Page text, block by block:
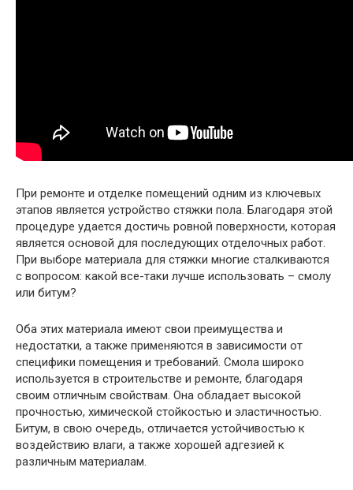
При ремонте и отделке помещений одним из ключевых
этапов является устройство стяжки пола. Благодаря этой
процедуре удается достичь ровной поверхности, которая
является основой для последующих отделочных работ.
При выборе материала для стяжки многие сталкиваются
с вопросом: какой все-таки лучше использовать – смолу
или битум?
Оба этих материала имеют свои преимущества и
недостатки, а также применяются в зависимости от
специфики помещения и требований. Смола широко
используется в строительстве и ремонте, благодаря
своим отличным свойствам. Она обладает высокой
прочностью, химической стойкостью и эластичностью.
Битум, в свою очередь, отличается устойчивостью к
воздействию влаги, а также хорошей адгезией к
различным материалам.